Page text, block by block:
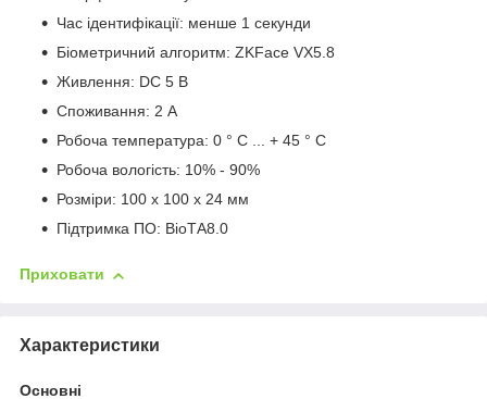
Час ідентифікації: менше 1 секунди
Біометричний алгоритм: ZKFace VX5.8
Живлення: DC 5 В
Споживання: 2 А
Робоча температура: 0 ° C ... + 45 ° C
Робоча вологість: 10% - 90%
Розміри: 100 x 100 x 24 мм
Підтримка ПО: BioTА8.0
Приховати
Характеристики
Основні